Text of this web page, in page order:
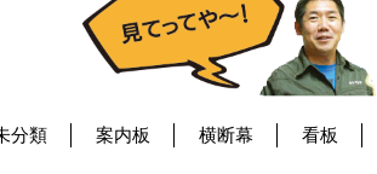
分類 案内板 横断幕 看板